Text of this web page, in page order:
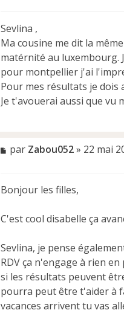
a
g
e
n
o
n
l
Sevlina ,
Ma cousine me dit la
matérnité au luxembourg.
pour montpellier j'ai
Pour mes résultats je dois
Je t'avouerai aussi que vu
M
a
e
n
l
u
par Zabou052» 22 mai
Bonjour les filles,
C'est cool disabelle ça
Sevlina, je pense
RDV ça n'engage à rien
si les résultats peuvent
pourra peut être t'aider à
vacances arrivent tu vas